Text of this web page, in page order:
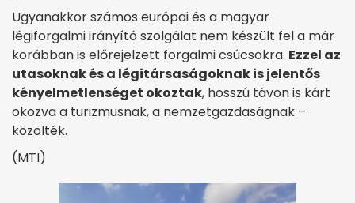
Ugyanakkor számos európai és a magyar
légiforgalmi irányító szolgálat nem készült fel a már
korábban is előrejelzett forgalmi csúcsokra. Ezzel az
utasoknak és a légitársaságoknak is jelentős
kényelmetlenséget okoztak, hosszú távon is kárt
okozva a turizmusnak, a nemzetgazdaságnak –
közölték.
(MTI)